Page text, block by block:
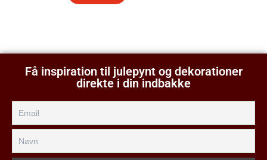
Få inspiration til julepynt og dekorationer
direkte i din indbakke